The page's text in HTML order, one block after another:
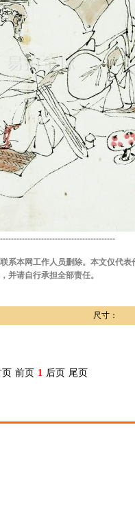
系本网工作人员删除。本文仅代
并请自行承担全部责任。
尺寸：
页 前页 1 后页 尾页